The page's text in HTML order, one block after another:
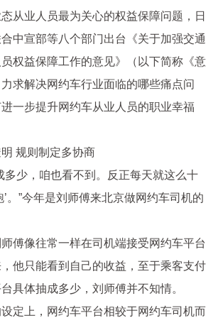
从业人员最为关心的权益保障问题，日
中宣部等八个部门出台《关于加强交通
权益保障工作的意见》（以下简称《意
求解决网约车行业面临的哪些痛点问
一步提升网约车从业人员的职业幸福
规则制定多协商
多少，咱也看不到。反正每天就这么十
’。”今年是刘师傅来北京做网约车司机的
傅像往常一样在司机端接受网约车平台
他只能看到自己的收益，至于乘客支付
具体抽成多少，刘师傅并不知情。
定上，网约车平台相较于网约车司机而